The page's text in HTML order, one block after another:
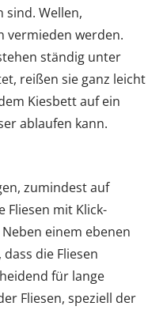
sind. Wellen,
vermieden werden.
ständig unter
reißen sie ganz leicht
Kiesbett auf ein
ablaufen kann.
zumindest auf
Fliesen mit Klick-
einem ebenen
die Fliesen
für lange
Fliesen, speziell der